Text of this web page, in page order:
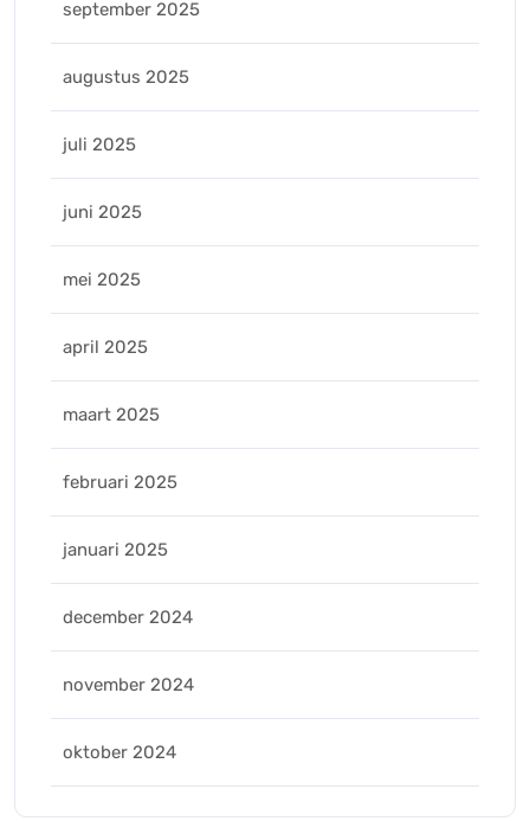
september 2025
augustus 2025
juli 2025
juni 2025
mei 2025
april 2025
maart 2025
februari 2025
januari 2025
december 2024
november 2024
oktober 2024